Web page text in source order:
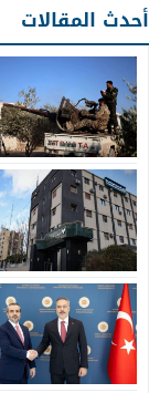
أحدث المقالات